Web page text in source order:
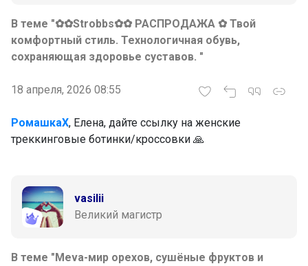
В теме "✿✿Strobbs✿✿ РАСПРОДАЖА ✿ Твой
комфортный стиль. Технологичная обувь,
сохраняющая здоровье суставов. "
18 апреля, 2026 08:55
РомашкаХ, Елена, дайте ссылку на женские
треккинговые ботинки/кроссовки 🙏
vasilii
Великий магистр
В теме "Meva-мир орехов, сушёные фруктов и